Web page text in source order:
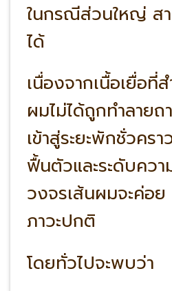
ในกรณีส่วนใหญ่ ส
ได้
เนื่องจากเนื้อเยื่อที่
ผมไม่ได้ถูกทำลาย
เข้าสู่ระยะพักชั่วคร
ฟื้นตัวและระดับคว
วงจรเส้นผมจะค่อ
ภาวะปกติ
โดยทั่วไปจะพบว่า